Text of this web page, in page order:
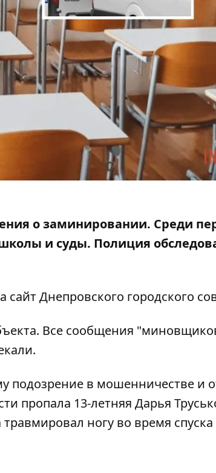
о заминировании. Среди
и суды. Полиция
сайт Днепровского городского
Все сообщения
подозрение в мошенничестве и
пропала 13-летняя Дарья
ногу во время